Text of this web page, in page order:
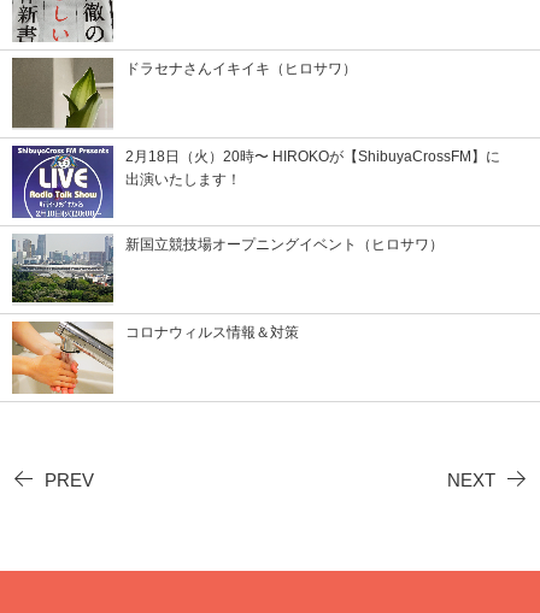
ドラセナさんイキイキ（ヒロサワ）
2月18日（火）20時〜 HIROKOが【ShibuyaCrossFM】に
出演いたします！
新国立競技場オープニングイベント（ヒロサワ）
コロナウィルス情報＆対策
PREV NEXT